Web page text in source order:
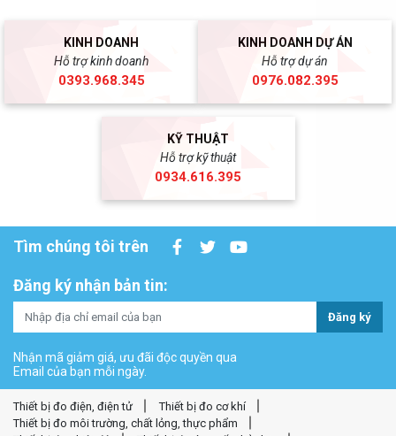
KINH DOANH
Hỗ trợ kinh doanh
0393.968.345
KINH DOANH DỰ ÁN
Hỗ trợ dự án
0976.082.395
KỸ THUẬT
Hỗ trợ kỹ thuật
0934.616.395
Tìm chúng tôi trên
Đăng ký nhận bản tin:
Đăng ký
Nhận mã giảm giá, ưu đãi độc quyền qua
Email của bạn mỗi ngày.
Thiết bị đo điện, điện tử
Thiết bị đo cơ khí
Thiết bị đo môi trường, chất lỏng, thực phẩm